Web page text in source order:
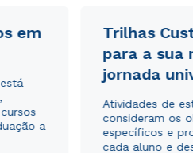
em
a
Trilhas
para a sua
jornada
Atividades de
consideram os
específicos e
cada aluno e
ou